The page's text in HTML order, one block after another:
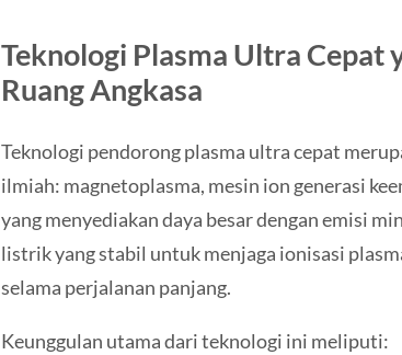
Teknologi Plasma Ultra Cepat
Ruang Angkasa
Teknologi pendorong plasma ultra cepat
ilmiah: magnetoplasma, mesin ion generasi
yang menyediakan daya besar dengan emisi
listrik yang stabil untuk menjaga ionisasi
selama perjalanan panjang.
Keunggulan utama dari teknologi ini meliputi: